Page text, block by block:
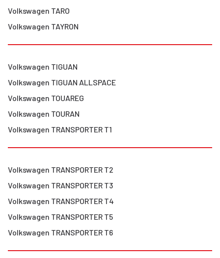
Volkswagen TARO
Volkswagen TAYRON
Volkswagen TIGUAN
Volkswagen TIGUAN ALLSPACE
Volkswagen TOUAREG
Volkswagen TOURAN
Volkswagen TRANSPORTER T1
Volkswagen TRANSPORTER T2
Volkswagen TRANSPORTER T3
Volkswagen TRANSPORTER T4
Volkswagen TRANSPORTER T5
Volkswagen TRANSPORTER T6